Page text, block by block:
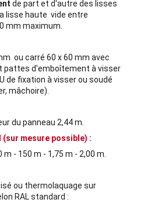
de part et d'autre des lisses
lisse haute  vide entre
mm maximum.
ou carré 60 x 60 mm avec
pattes d'emboîtement à visser
de fixation à visser ou soudé
mâchoire).
du panneau 2,44 m.
mesure possible) :
m - 150 m - 1,75 m - 2,00 m.
ou thermolaquage sur
RAL standard :